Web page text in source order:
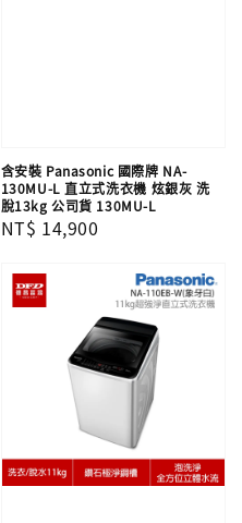
含安裝 Panasonic 國際牌 NA-
130MU-L 直立式洗衣機 炫銀灰 洗
脫13kg 公司貨 130MU-L
Regular
NT$ 14,900